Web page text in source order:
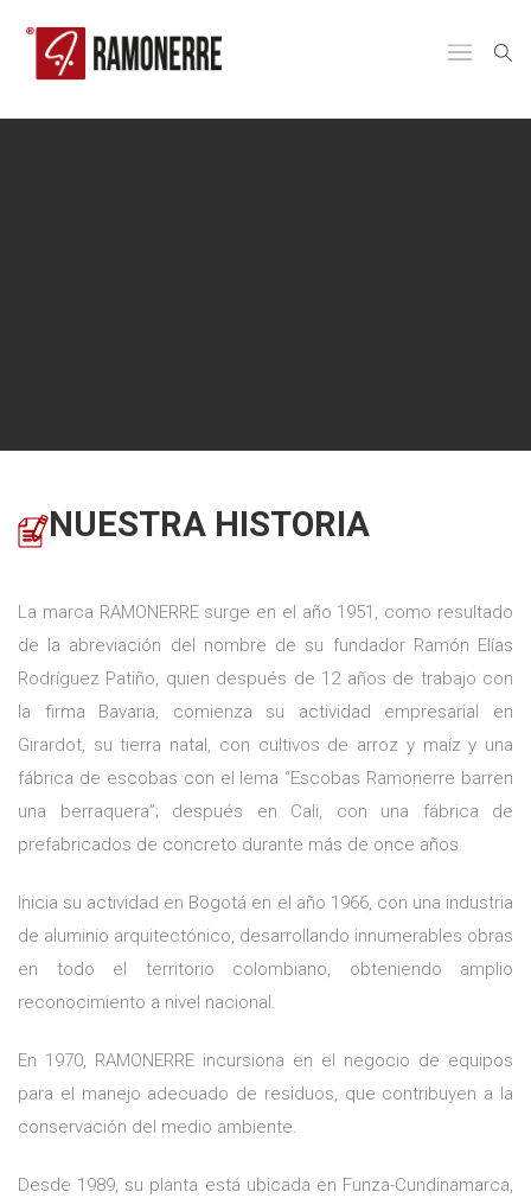
NUESTRA HISTORIA
La marca RAMONERRE surge en el año 1951, como resultado
de la abreviación del nombre de su fundador Ramón Elías
Rodríguez Patiño, quien después de 12 años de trabajo con
la firma Bavaria, comienza su actividad empresarial en
Girardot, su tierra natal, con cultivos de arroz y maíz y una
fábrica de escobas con el lema “Escobas Ramonerre barren
una berraquera”; después en Cali, con una fábrica de
prefabricados de concreto durante más de once años.
Inicia su actividad en Bogotá en el año 1966, con una industria
de aluminio arquitectónico, desarrollando innumerables obras
en todo el territorio colombiano, obteniendo amplio
reconocimiento a nivel nacional.
En 1970, RAMONERRE incursiona en el negocio de equipos
para el manejo adecuado de residuos, que contribuyen a la
conservación del medio ambiente.
Desde 1989, su planta está ubicada en Funza-Cundinamarca,